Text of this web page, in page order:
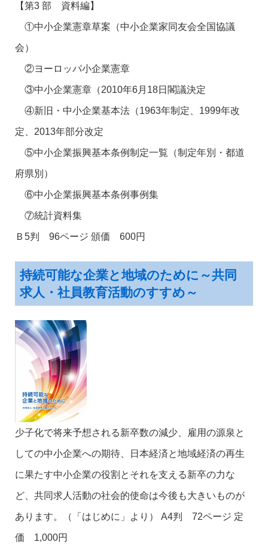
【第3 部 資料編】
①中小企業憲章草案（中小企業家同友会全国協議
会）
②ヨーロッパ小企業憲章
③中小企業憲章（2010年6月18日閣議決定
④新旧・中小企業基本法（1963年制定、1999年改
定、2013年部分改定
⑤中小企業振興基本条例制定一覧（制定年別・都道
府県別）
⑥中小企業振興基本条例事例集
⑦統計資料集
Ｂ5判 96ページ 頒価 600円
持続可能な企業と地域のために～共同
求人・社員教育活動のすすめ～
少子化で将来予想される新卒数の減少、雇用の源泉と
しての中小企業への期待、日本経済と地域経済の再生
に果たす中小企業の役割とそれを支える新卒の力な
ど、共同求人活動の社会的使命は今後も大きいものが
あります。（「はじめに」より） A4判 72ページ 定
価 1,000円